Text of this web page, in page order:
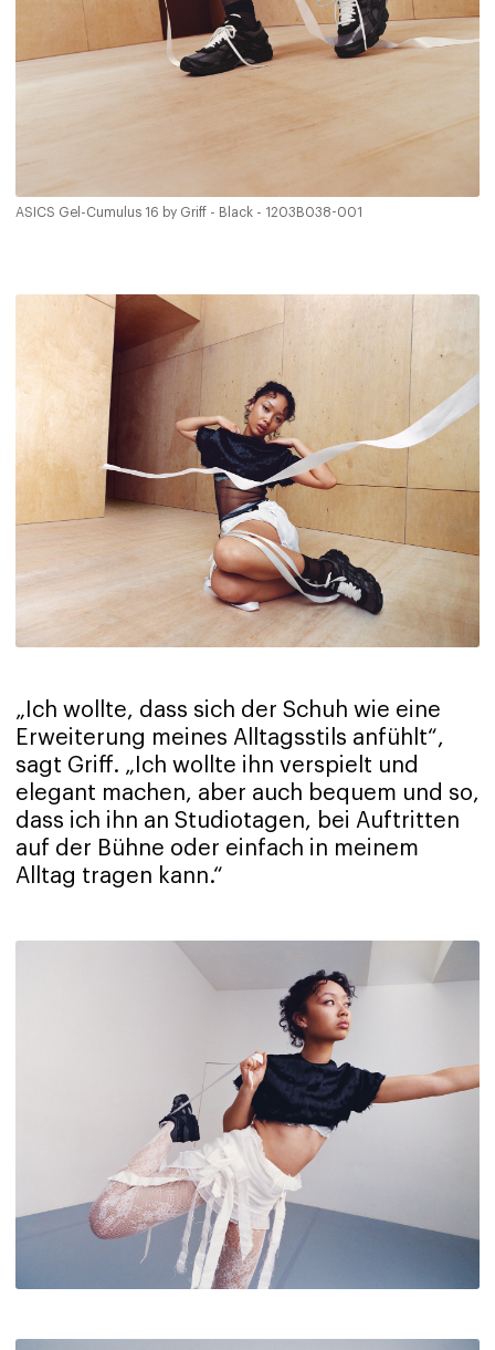
ASICS Gel-Cumulus 16 by Griff - Black - 1203B038-001
„Ich wollte, dass sich der Schuh wie eine
Erweiterung meines Alltagsstils anfühlt“,
sagt Griff. „Ich wollte ihn verspielt und
elegant machen, aber auch bequem und so,
dass ich ihn an Studiotagen, bei Auftritten
auf der Bühne oder einfach in meinem
Alltag tragen kann.“